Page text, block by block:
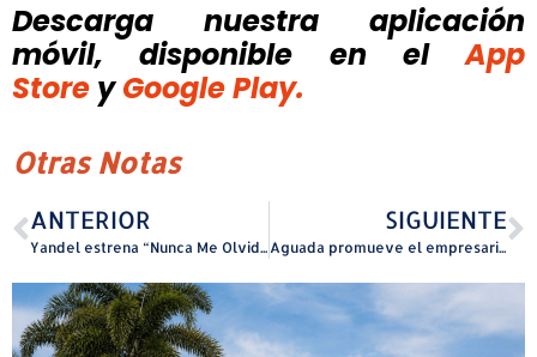
Descarga nuestra aplicación
móvil, disponible
en el
App
Store y Google Play.
Otras Notas
ANTERIOR
Yandel estrena “Nunca Me Olvides” y anuncia nuevo álbum
SIGUIENTE
Aguada promueve el empresarismo con planificación financiera